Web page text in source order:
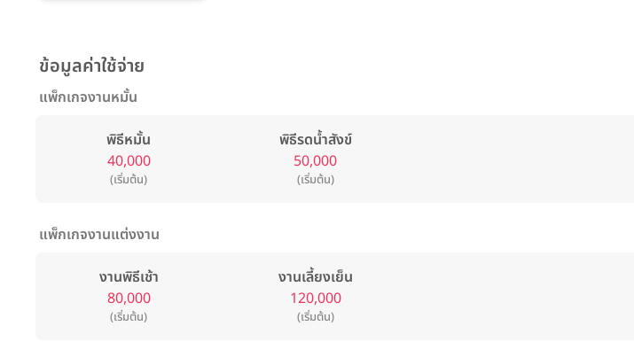
ข้อมูลค่าใช้จ่าย
แพ็กเกจงานหมั้น
พิธีหมั้น
40,000
(เริ่มต้น)
พิธีรดน้ำสังข์
50,000
(เริ่มต้น)
แพ็กเกจงานแต่งงาน
งานพิธีเช้า
80,000
(เริ่มต้น)
งานเลี้ยงเย็น
120,000
(เริ่มต้น)